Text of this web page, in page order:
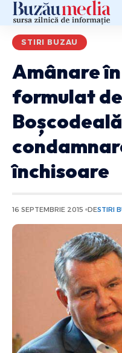
STIRI BUZAU
Amânare
formulat
închisoare
16 SEPTEMBRIE 2015 DESTIRI